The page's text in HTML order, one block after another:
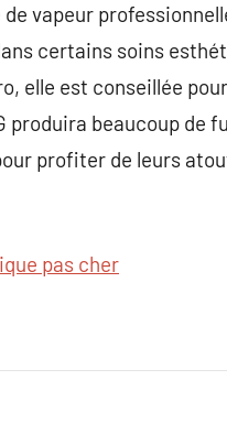
vapeur
certains soins
elle est conseillée
beaucoup de
profiter de leurs
pas cher